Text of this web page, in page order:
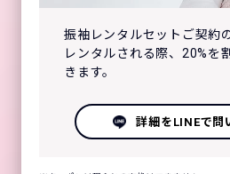
振袖レンタルセットご契約
レンタルされる際、20%を
きます。
詳細をLINEで問